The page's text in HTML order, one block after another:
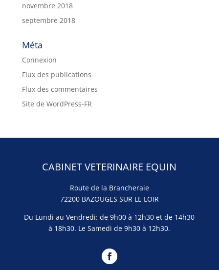
novembre 2018
septembre 2018
Méta
Connexion
Flux des publications
Flux des commentaires
Site de WordPress-FR
CABINET VETERINAIRE EQUIN
Route de la Brancheraie
72200 BAZOUGES SUR LE LOIR
Du Lundi au Vendredi: de 9h00 à 12h30 et de 14h30
à 18h30. Le Samedi de 9h30 à 12h30.